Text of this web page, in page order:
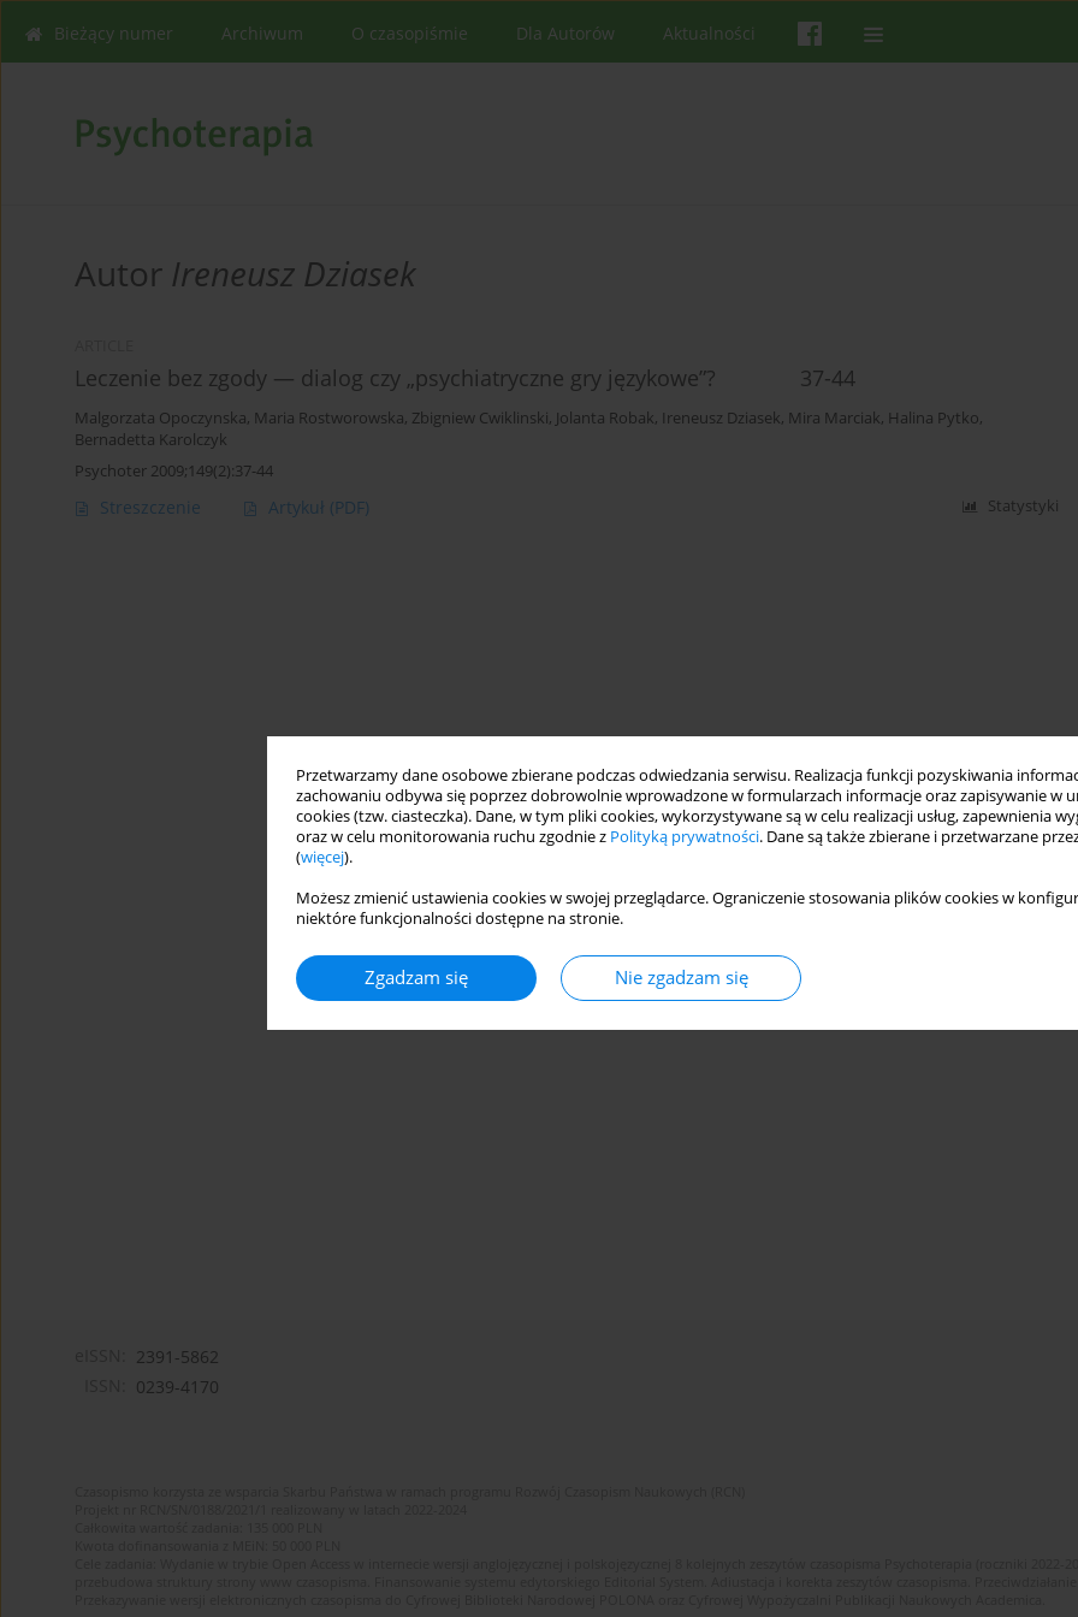
Przetwarzamy dane osobowe zbierane podczas odwiedzania serwisu. Realizacja funkcji pozyskiwania
zachowaniu odbywa się poprzez dobrowolnie wprowadzone w formularzach informacje oraz zapisywanie w
cookies (tzw. ciasteczka). Dane, w tym pliki cookies, wykorzystywane są w celu realizacji usług, zapewnienia
oraz w celu monitorowania ruchu zgodnie z Polityką prywatności. Dane są także zbierane i przetwarzane
(więcej).
Możesz zmienić ustawienia cookies w swojej przeglądarce. Ograniczenie stosowania plików cookies w
niektóre funkcjonalności dostępne na stronie.
Zgadzam się Nie zgadzam się
Bieżący numer Archiwum O czasopiśmie Dla Autorów Aktualności
Autor Ireneusz Dziasek
Leczenie bez zgody — dialog czy „psychiatryczne gry językowe”? 37-44
Malgorzata Opoczynska, Maria Rostworowska, Zbigniew Cwiklinski, Jolanta Robak, Ireneusz Dziasek, Mira Marciak, Halina Pytko,
Bernadetta Karolczyk
Psychoter 2009;149(2):37-44
Streszczenie Artykuł (PDF) Statystyki
2391-5862
0239-4170